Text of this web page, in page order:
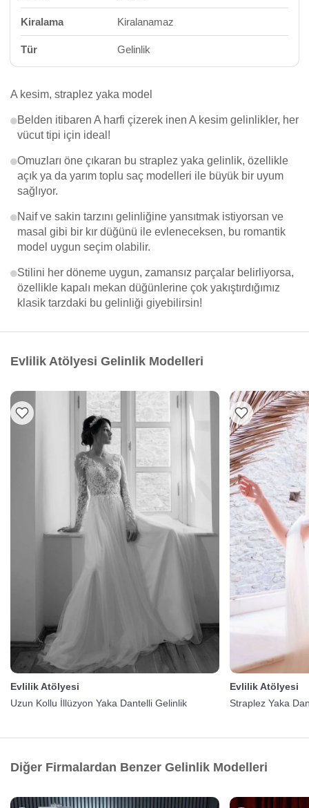
Kiralama Kiralanamaz
Tür Gelinlik
A kesim, straplez yaka model
Belden itibaren A harfi çizerek inen A kesim gelinlikler, her
vücut tipi için ideal!
Omuzları öne çıkaran bu straplez yaka gelinlik, özellikle
açık ya da yarım toplu saç modelleri ile büyük bir uyum
sağlıyor.
Naif ve sakin tarzını gelinliğine yansıtmak istiyorsan ve
masal gibi bir kır düğünü ile evleneceksen, bu romantik
model uygun seçim olabilir.
Stilini her döneme uygun, zamansız parçalar belirliyorsa,
özellikle kapalı mekan düğünlerine çok yakıştırdığımız
klasik tarzdaki bu gelinliği giyebilirsin!
Evlilik Atölyesi Gelinlik Modelleri
Evlilik Atölyesi
Uzun Kollu İllüzyon Yaka Dantelli Gelinlik
Evlilik Atölyesi
Straplez Yaka
Diğer Firmalardan Benzer Gelinlik Modelleri